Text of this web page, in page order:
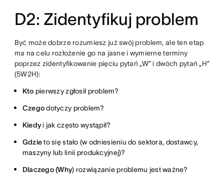
D2: Zidentyfikuj problem
Być może dobrze rozumiesz już swój problem, ale ten etap
ma na celu rozłożenie go na jasne i wymierne terminy
poprzez zidentyfikowanie pięciu pytań „W” i dwóch pytań „H”
(5W2H):
Kto pierwszy zgłosił problem?
Czegodotyczy problem?
Kiedyi jak często wystąpił?
Gdzieto się stało (w odniesieniu do sektora, dostawcy,
maszyny lub linii produkcyjnej)?
Dlaczego (Why) rozwiązanie problemu jest ważne?